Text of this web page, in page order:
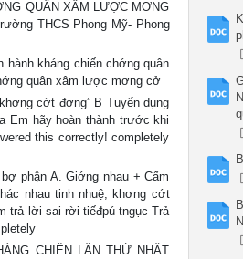
QUÂN XÂM LƯỢC MƠNG
THCS Phong Mỹ- Phong
kháng chiến chớng quân
quân xâm lược mơng cở
cớt đơng” B Tuyển dụng
Em hãy hoàn thành trước khi
this correctly! completely
phận A. Giớng nhau + Cấm
nhau tinh nhuệ, khơng cớt
trả lời sai rời tiếđpú tngục Trả
CHIẾN LẦN THỨ NHẤT